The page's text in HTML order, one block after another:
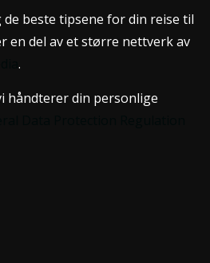
beste tipsene for din reise til
en del av et større nettverk av
.
håndterer din personlige